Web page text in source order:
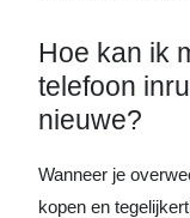
Hoe kan ik
telefoon
nieuwe?
Wanneer je
kopen en